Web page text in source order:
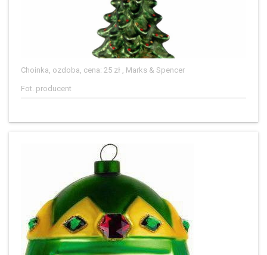
Choinka, ozdoba, cena: 25 zł , Marks & Spencer
Fot. producent